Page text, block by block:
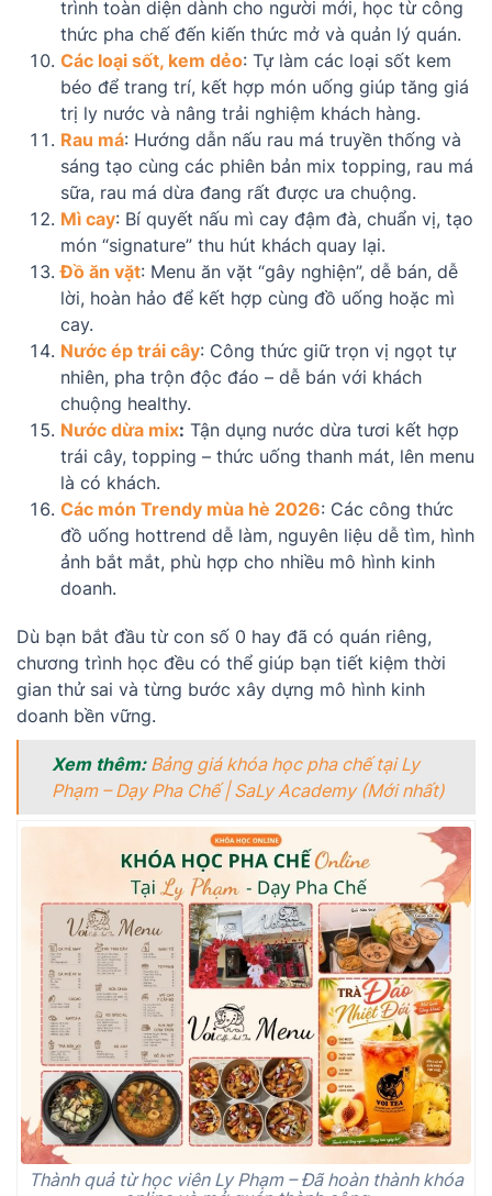
trình toàn diện dành cho người mới, học từ công
thức pha chế đến kiến thức mở và quản lý quán.
Các loại sốt, kem dẻo: Tự làm các loại sốt kem
béo để trang trí, kết hợp món uống giúp tăng giá
trị ly nước và nâng trải nghiệm khách hàng.
Rau má: Hướng dẫn nấu rau má truyền thống và
sáng tạo cùng các phiên bản mix topping, rau má
sữa, rau má dừa đang rất được ưa chuộng.
Mì cay: Bí quyết nấu mì cay đậm đà, chuẩn vị, tạo
món “signature” thu hút khách quay lại.
Đồ ăn vặt: Menu ăn vặt “gây nghiện”, dễ bán, dễ
lời, hoàn hảo để kết hợp cùng đồ uống hoặc mì
cay.
Nước ép trái cây: Công thức giữ trọn vị ngọt tự
nhiên, pha trộn độc đáo – dễ bán với khách
chuộng healthy.
Nước dừa mix: Tận dụng nước dừa tươi kết hợp
trái cây, topping – thức uống thanh mát, lên menu
là có khách.
Các món Trendy mùa hè 2026: Các công thức
đồ uống hottrend dễ làm, nguyên liệu dễ tìm, hình
ảnh bắt mắt, phù hợp cho nhiều mô hình kinh
doanh.
Dù bạn bắt đầu từ con số 0 hay đã có quán riêng,
chương trình học đều có thể giúp bạn tiết kiệm thời
gian thử sai và từng bước xây dựng mô hình kinh
doanh bền vững.
Xem thêm: Bảng giá khóa học pha chế tại Ly
Phạm – Dạy Pha Chế | SaLy Academy (Mới nhất)
Thành quả từ học viên Ly Phạm – Đã hoàn thành khóa